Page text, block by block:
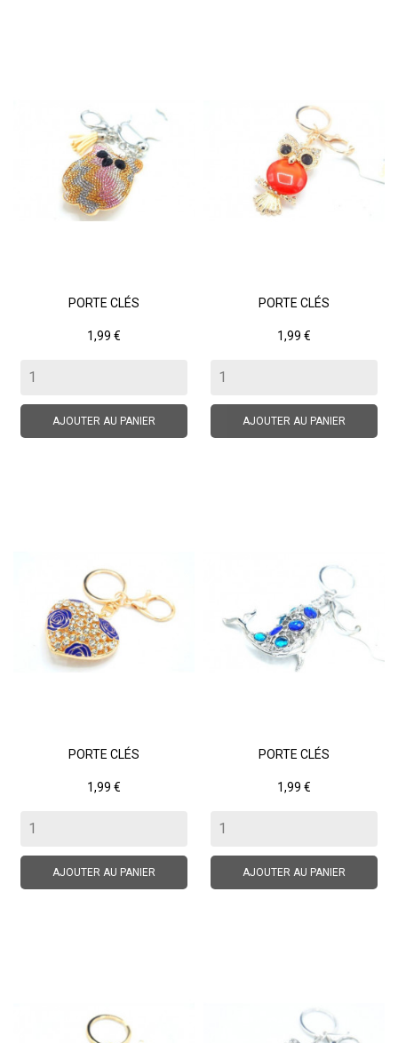
PORTE CLÉS
Prix
1,99 €
AJOUTER AU PANIER
PORTE CLÉS
Prix
1,99 €
AJOUTER AU PANIER
PORTE CLÉS
Prix
1,99 €
AJOUTER AU PANIER
PORTE CLÉS
Prix
1,99 €
AJOUTER AU PANIER